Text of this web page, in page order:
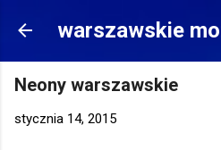
Przejdź do
warszawskie
Neony warszawskie
stycznia 14, 2015